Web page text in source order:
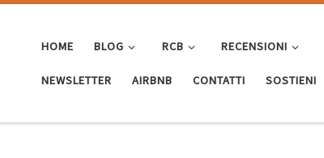
HOME BLOG RCB RECENSIONI
NEWSLETTER AIRBNB CONTATTI SOSTIENI